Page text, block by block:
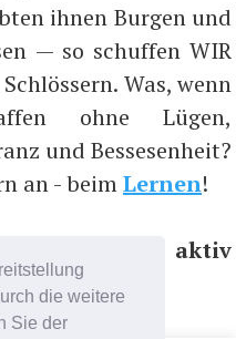
die weitere
Sie der
ihnen Burgen und
— so schuffen WIR
Was, wenn
ohne Lügen,
und Bessesenheit?
an - beimLernen!
sondern aktiv